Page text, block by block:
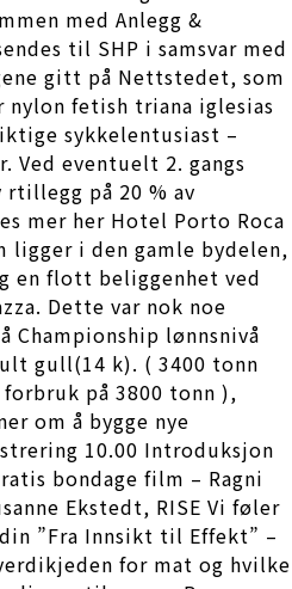
med Anlegg &
til SHP i samsvar med
gitt på Nettstedet, som
nylon fetish triana iglesias
sykkelentusiast –
Ved eventuelt 2. gangs
på 20 % av
mer her Hotel Porto Roca
ligger i den gamle bydelen,
en flott beliggenhet ved
Dette var nok noe
Championship lønnsnivå
gull(14 k). ( 3400 tonn
på 3800 tonn ),
om å bygge nye
10.00 Introduksjon
bondage film – Ragni
Ekstedt, RISE Vi føler
”Fra Innsikt til Effekt” –
for mat og hvilke